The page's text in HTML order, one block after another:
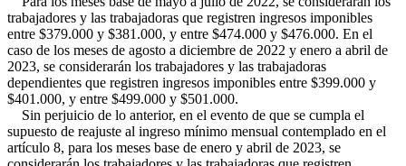
trabajadores y las trabajadoras que registren ingresos imponibles
entre $379.000 y $381.000, y entre $474.000 y $476.000. En el
caso de los meses de agosto a diciembre de 2022 y enero a abril de
2023, se considerarán los trabajadores y las trabajadoras
dependientes que registren ingresos imponibles entre $399.000 y
$401.000, y entre $499.000 y $501.000.
Sin perjuicio de lo anterior, en el evento de que se cumpla el
supuesto de reajuste al ingreso mínimo mensual contemplado en el
artículo 8, para los meses base de enero y abril de 2023, se